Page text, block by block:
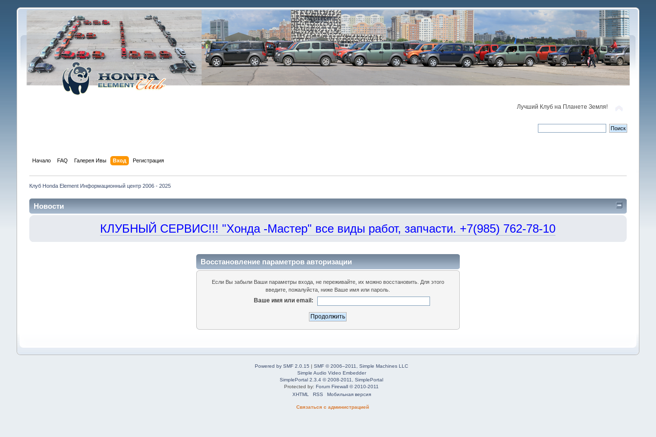
Лучший Клуб на Планете Земля!
Начало FAQ Галерея Ивы Вход Регистрация
Клуб Honda Element Информационный центр 2006 - 2025
Новости
КЛУБНЫЙ СЕРВИС!!! "Хонда -Мастер" все виды работ, запчасти. +7(985) 762-78-10
Восстановление параметров авторизации
Если Вы забыли Ваши параметры входа, не переживайте, их можно восстановить. Для этого
введите, пожалуйста, ниже Ваше имя или пароль.
Ваше имя или email:
Powered by SMF 2.0.15 |SMF © 2006–2011, Simple Machines LLC
Simple Audio Video Embedder
SimplePortal 2.3.4 © 2008-2011, SimplePortal
Protected by:Forum Firewall © 2010-2011
XHTML
RSS Мобильная версия
Связаться с администрацией